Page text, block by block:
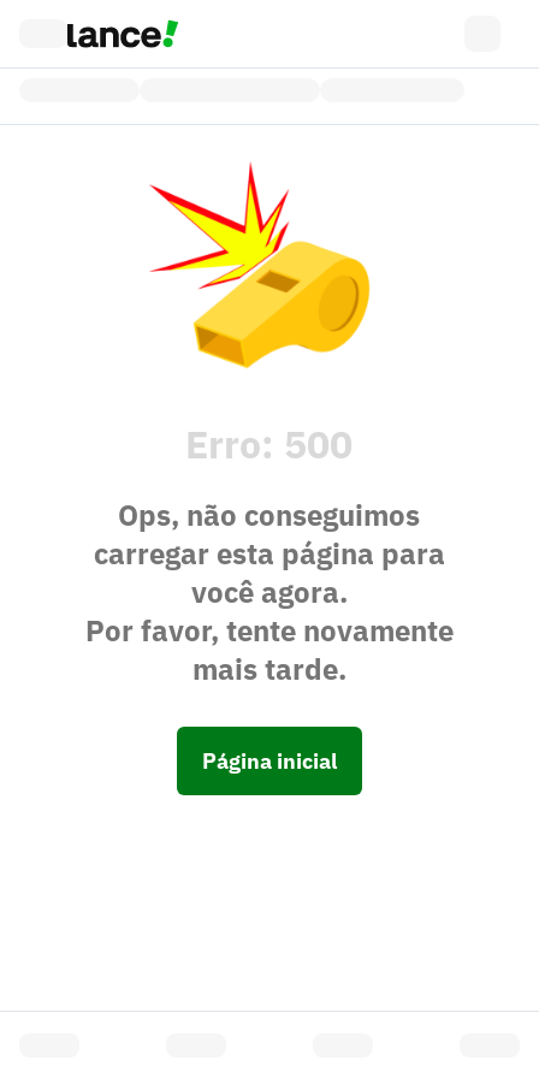
Erro: 500
Ops, não conseguimos
carregar esta página para
você agora.
Por favor, tente novamente
mais tarde.
Página inicial